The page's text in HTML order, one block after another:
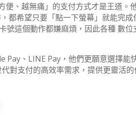
便、越無痛」的支付方式才是王道。
都希望只要「點一下螢幕」就能完成
號這個動作都嫌麻煩，因此各種 數位
Pay、LINE Pay，他們更願意選擇能
對支付的高效率需求，提供更靈活